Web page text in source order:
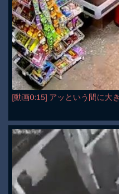
[動画0:15] アッという間に大